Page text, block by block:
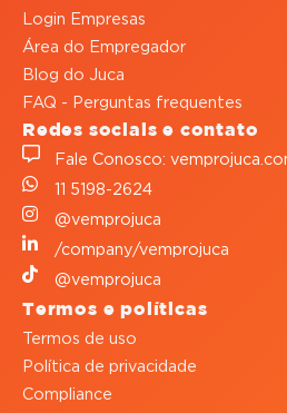
Login Empresas
Área do Empregador
Blog do Juca
FAQ - Perguntas frequentes
Redes sociais e contato
Fale Conosco:
11 5198-2624
@vemprojuca
/company/vemprojuca
@vemprojuca
Termos e políticas
Termos de uso
Política de privacidade
Compliance